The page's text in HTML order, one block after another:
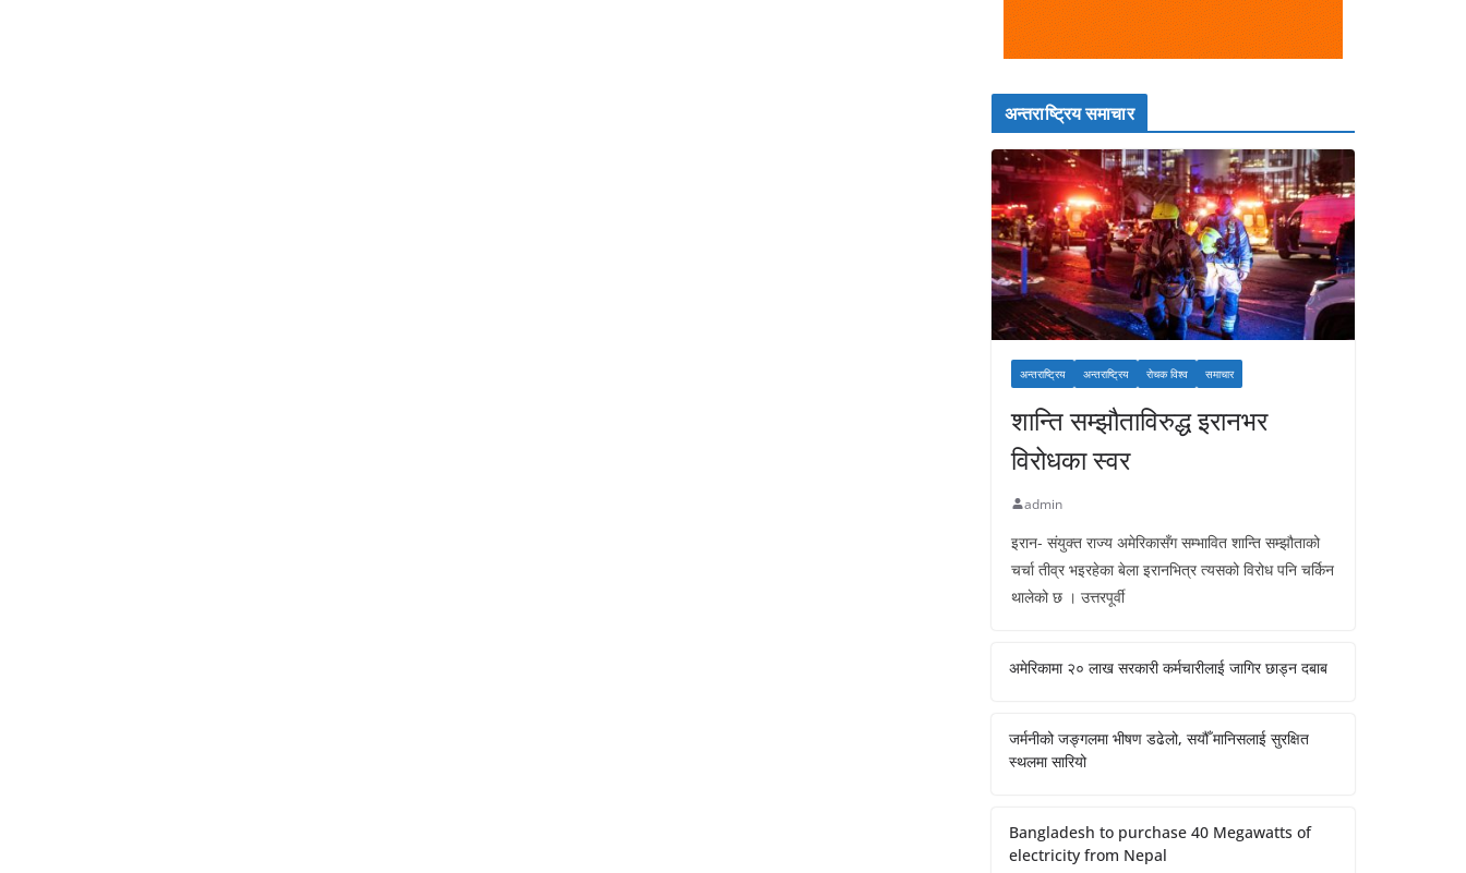
अन्तराष्ट्रिय समाचार
अन्तराष्ट्रिय अन्तराष्ट्रिय रोचक विश्व समाचार
शान्ति सम्झौताविरुद्ध इरानभर
विरोधका स्वर
admin
इरान- संयुक्त राज्य अमेरिकासँग सम्भावित शान्ति सम्झौताको
चर्चा तीव्र भइरहेका बेला इरानभित्र त्यसको विरोध पनि चर्किन
थालेको छ । उत्तरपूर्वी
अमेरिकामा २० लाख सरकारी कर्मचारीलाई जागिर छाड्न दबाब
जर्मनीको जङ्गलमा भीषण डढेलो, सयौँ मानिसलाई सुरक्षित
स्थलमा सारियो
Bangladesh to purchase 40 Megawatts of
electricity from Nepal